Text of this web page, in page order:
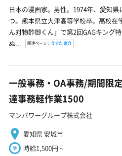
日本の漫画家。男性。1974年、愛知
つ。熊本県立大津高等学校卒。高校
ん対物酢御くん」で第2回GAGキング
ぬ...
関連ページ： うすた 京介
一般事務・OA事務/期間限
達事務軽作業1500
マンパワーグループ株式会社
愛知県 安城市
時給1,500円～